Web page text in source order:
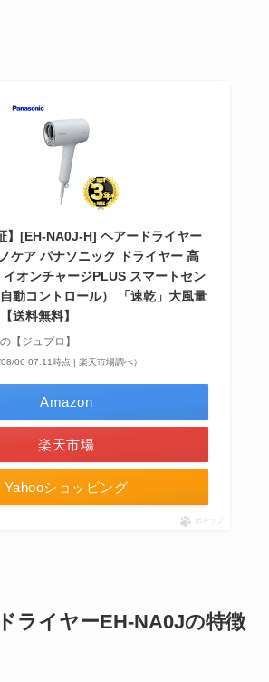
】[EH-NA0J-H] ヘアードライヤー
ケア パナソニック ドライヤー 高
オンチャージPLUS スマートセン
動コントロール） 「速乾」大風量
送料無料】
【ジュプロ】
08/06 07:11時点 | 楽天市場調べ）
Amazon
楽天市場
Yahooショッピング
ポチップ
ライヤーEH-NA0Jの特徴